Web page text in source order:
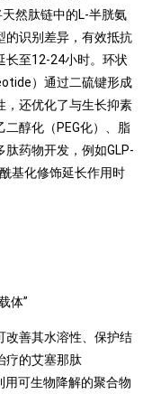
然肽链中的L-半胱氨
的识别差异，有效抵抗
长至12-24小时。环状
）通过二硫键形成
，还优化了与生长抑素
醇化（PEG化）、脂
药物开发，例如GLP-
基化修饰延长作用时
体”
改善其水溶性、保护结
疗的艾塞那肽
用可生物降解的聚合物